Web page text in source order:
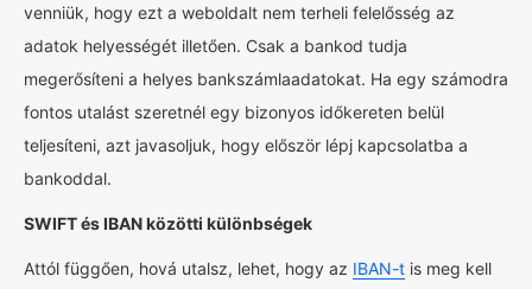
venniük, hogy ezt a weboldalt nem terheli felelősség az
adatok helyességét illetően. Csak a bankod tudja
megerősíteni a helyes bankszámlaadatokat. Ha egy számodra
fontos utalást szeretnél egy bizonyos időkereten belül
teljesíteni, azt javasoljuk, hogy először lépj kapcsolatba a
bankoddal.
SWIFT és IBAN közötti különbségek
Attól függően, hová utalsz, lehet, hogy az IBAN-t is meg kell